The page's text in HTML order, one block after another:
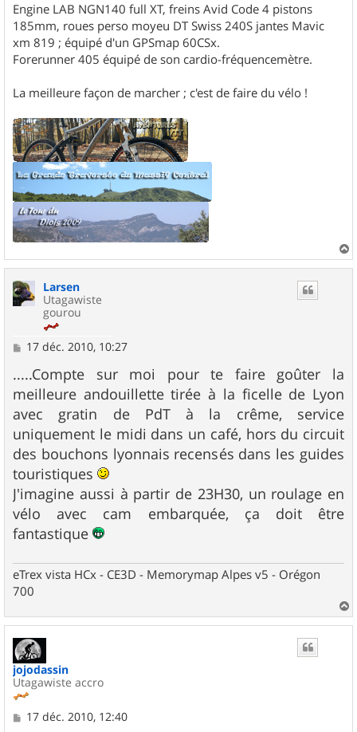
Engine LAB NGN140 full XT, freins Avid Code 4 pistons
185mm, roues perso moyeu DT Swiss 240S jantes Mavic
xm 819 ; équipé d'un GPSmap 60CSx.
Forerunner 405 équipé de son cardio-fréquencemètre.
La meilleure façon de marcher ; c'est de faire du vélo !
a
Larsen
Utagawiste
gourou
M
s
a
g
e
17 déc. 2010, 10:27
.....Compte sur moi pour te faire goûter la
meilleure andouillette tirée à la ficelle de Lyon
avec gratin de PdT à la crême, service
uniquement le midi dans un café, hors du circuit
des bouchons lyonnais recensés dans les guides
touristiques
J'imagine aussi à partir de 23H30, un roulage en
vélo avec cam embarquée, ça doit être
fantastique
eTrex vista HCx - CE3D - Memorymap Alpes v5 - Orégon
700
a
jojodassin
Utagawiste accro
M17 déc. 2010, 12:40